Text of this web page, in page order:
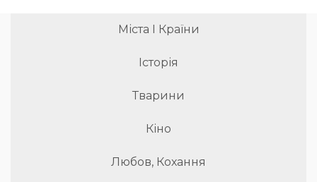
Міста І Країни
Історія
Тварини
Кіно
Любов, Кохання